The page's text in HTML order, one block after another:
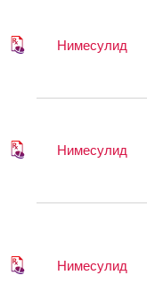
Нимесулид
Нимесулид
Нимесулид